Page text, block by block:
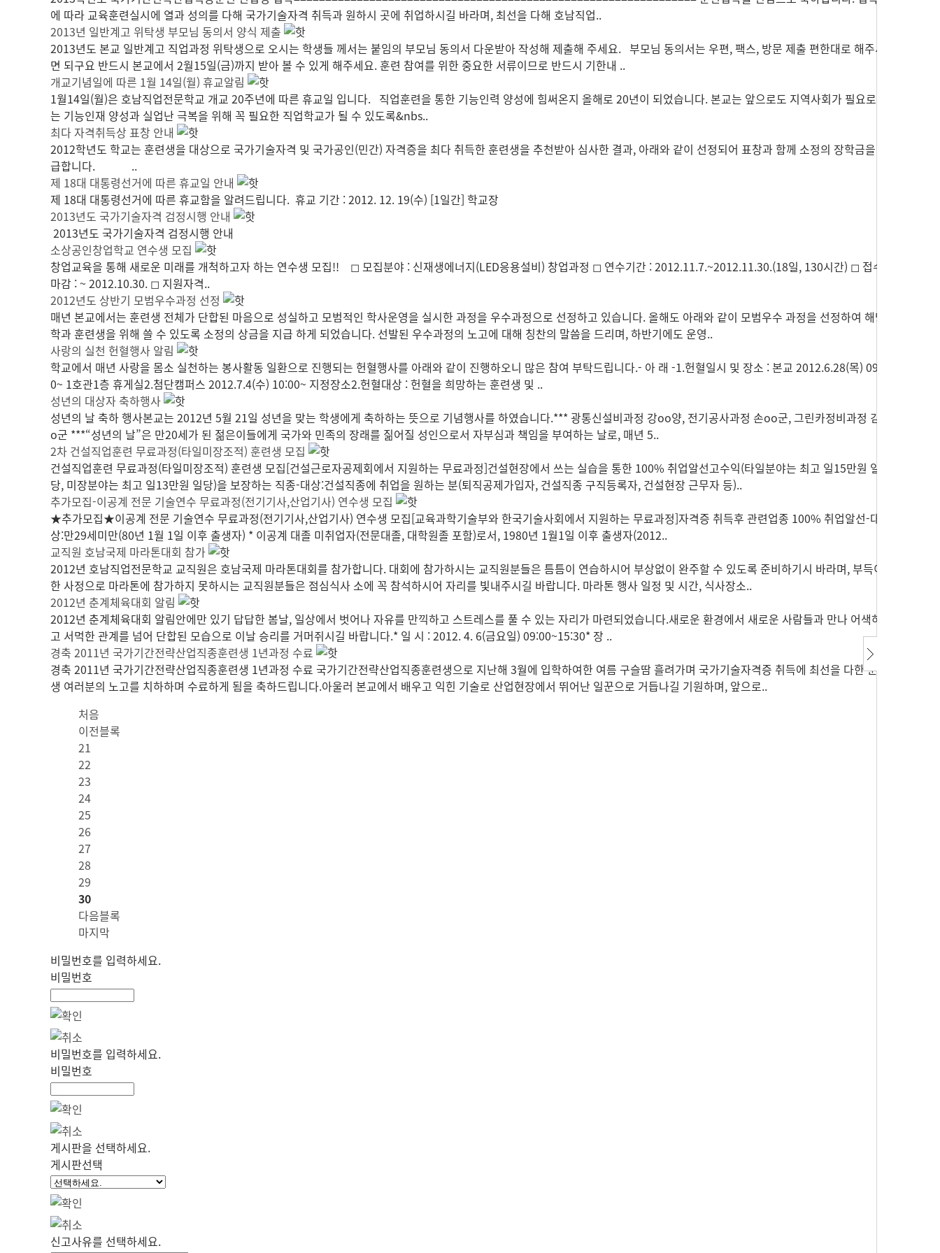
에 따라 교육훈련실시에 열과 성의를 다해 국가기술자격 취득과 원하시 곳에 취업하시길 바라며, 최선을 다해 호남직업..
2013년 일반계고 위탁생 부모님 동의서 양식 제출
2013년도 본교 일반계고 직업과정 위탁생으로 오시는 학생들 께서는 붙임의 부모님 동의서 다운받아 작성해 제출해 주세요. 부모님 동의서는 우편, 팩스, 방문 제출 편한대로 해주시
면 되구요 반드시 본교에서 2월15일(금)까지 받아 볼 수 있게 해주세요. 훈련 참여를 위한 중요한 서류이므로 반드시 기한내 ..
개교기념일에 따른 1월 14일(월) 휴교알림
1월14일(월)은 호남직업전문학교 개교 20주년에 따른 휴교일 입니다. 직업훈련을 통한 기능인력 양성에 힘써온지 올해로 20년이 되었습니다. 본교는 앞으로도 지역사회가 필요로 하
는 기능인재 양성과 실업난 극복을 위해 꼭 필요한 직업학교가 될 수 있도록&nbs..
최다 자격취득상 표창 안내
2012학년도 학교는 훈련생을 대상으로 국가기술자격 및 국가공인(민간) 자격증을 최다 취득한 훈련생을 추천받아 심사한 결과, 아래와 같이 선정되어 표창과 함께 소정의 장학금을 지
급합니다. ..
제 18대 대통령선거에 따른 휴교일 안내
제 18대 대통령선거에 따른 휴교함을 알려드립니다. 휴교 기간 : 2012. 12. 19(수) [1일간] 학교장
2013년도 국가기술자격 검정시행 안내
2013년도 국가기술자격 검정시행 안내
소상공인창업학교 연수생 모집
창업교육을 통해 새로운 미래를 개척하고자 하는 연수생 모집!! ◻ 모집분야 : 신재생에너지(LED응용설비) 창업과정 ◻ 연수기간 : 2012.11.7.~2012.11.30.(18일, 130시간) ◻ 접수
마감 : ~ 2012.10.30. ◻ 지원자격..
2012년도 상반기 모범우수과정 선정
매년 본교에서는 훈련생 전체가 단합된 마음으로 성실하고 모범적인 학사운영을 실시한 과정을 우수과정으로 선정하고 있습니다. 올해도 아래와 같이 모범우수 과정을 선정하여 해당
학과 훈련생을 위해 쓸 수 있도록 소정의 상금을 지급 하게 되었습니다. 선발된 우수과정의 노고에 대해 칭찬의 말씀을 드리며, 하반기에도 운영..
사랑의 실천 헌혈행사 알림
학교에서 매년 사랑을 몸소 실천하는 봉사활동 일환으로 진행되는 헌혈행사를 아래와 같이 진행하오니 많은 참여 부탁드립니다.- 아 래 -1.헌혈일시 및 장소 : 본교 2012.6.28(목) 09:1
0~ 1호관1층 휴게실2.첨단캠퍼스 2012.7.4(수) 10:00~ 지정장소2.헌혈대상 : 헌혈을 희망하는 훈련생 및 ..
성년의 대상자 축하행사
성년의 날 축하 행사본교는 2012년 5월 21일 성년을 맞는 학생에게 축하하는 뜻으로 기념행사를 하였습니다.*** 광통신설비과정 강oo양, 전기공사과정 손oo군, 그린카정비과정 김o
o군 ***“성년의 날”은 만20세가 된 젊은이들에게 국가와 민족의 장래를 짊어질 성인으로서 자부심과 책임을 부여하는 날로, 매년 5..
2차 건설직업훈련 무료과정(타일미장조적) 훈련생 모집
건설직업훈련 무료과정(타일미장조적) 훈련생 모집[건설근로자공제회에서 지원하는 무료과정]건설현장에서 쓰는 실습을 통한 100% 취업알선고수익(타일분야는 최고 일15만원 일
당, 미장분야는 최고 일13만원 일당)을 보장하는 직종-대상:건설직종에 취업을 원하는 분(퇴직공제가입자, 건설직종 구직등록자, 건설현장 근무자 등)..
추가모집-이공계 전문 기술연수 무료과정(전기기사,산업기사) 연수생 모집
★추가모집★이공계 전문 기술연수 무료과정(전기기사,산업기사) 연수생 모집[교육과학기술부와 한국기술사회에서 지원하는 무료과정]자격증 취득후 관련업종 100% 취업알선-대
상:만29세미만(80년 1월 1일 이후 출생자) * 이공계 대졸 미취업자(전문대졸, 대학원졸 포함)로서, 1980년 1월1일 이후 출생자(2012..
교직원 호남국제 마라톤대회 참가
2012년 호남직업전문학교 교직원은 호남국제 마라톤대회를 참가합니다. 대회에 참가하시는 교직원분들은 틈틈이 연습하시어 부상없이 완주할 수 있도록 준비하기시 바라며, 부득이
한 사정으로 마라톤에 참가하지 못하시는 교직원분들은 점심식사 소에 꼭 참석하시어 자리를 빛내주시길 바랍니다. 마라톤 행사 일정 및 시간, 식사장소..
2012년 춘계체육대회 알림
2012년 춘계체육대회 알림안에만 있기 답답한 봄날, 일상에서 벗어나 자유를 만끽하고 스트레스를 풀 수 있는 자리가 마련되었습니다.새로운 환경에서 새로운 사람들과 만나 어색하
고 서먹한 관계를 넘어 단합된 모습으로 이날 승리를 거머쥐시길 바랍니다.* 일 시 : 2012. 4. 6(금요일) 09:00~15:30* 장 ..
경축 2011년 국가기간전략산업직종훈련생 1년과정 수료
경축 2011년 국가기간전략산업직종훈련생 1년과정 수료 국가기간전략산업직종훈련생으로 지난해 3월에 입학하여한 여름 구슬땀 흘려가며 국가기술자격증 취득에 최선을 다한 훈련
생 여러분의 노고를 치하하며 수료하게 됨을 축하드립니다.아울러 본교에서 배우고 익힌 기술로 산업현장에서 뛰어난 일꾼으로 거듭나길 기원하며, 앞으로..
처음
이전블록
21
22
23
24
25
26
27
28
29
30
다음블록
마지막
비밀번호를 입력하세요.
비밀번호
비밀번호를 입력하세요.
비밀번호
게시판을 선택하세요.
게시판선택
신고사유를 선택하세요.